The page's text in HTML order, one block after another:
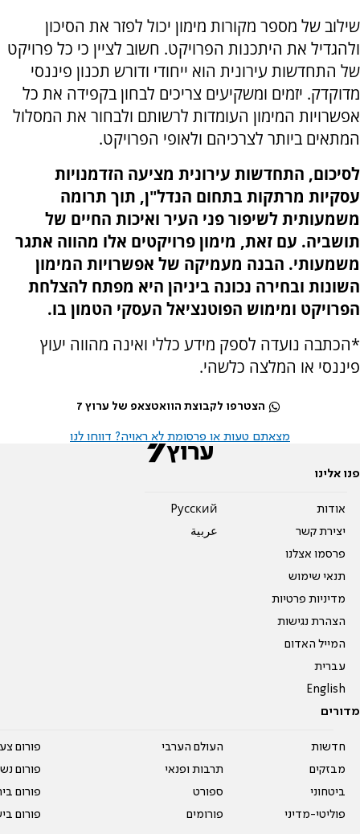
שילוב של מספר מקורות מימון יכול לפזר את הסיכון
ולהגדיל את היתכנות הפרויקט. חשוב לציין כי כל פרויקט
של התחדשות עירונית הוא ייחודי ודורש תכנון פיננסי
מדוקדק. יזמים ומשקיעים צריכים לבחון בקפידה את כל
אפשרויות המימון העומדות לרשותם ולבחור את המסלול
המתאים ביותר לצרכיהם ולאופי הפרויקט.
לסיכום, התחדשות עירונית מציעה הזדמנויות
עסקיות מרתקות בתחום הנדל"ן, תוך תרומה
משמעותית לשיפור פני העיר ואיכות החיים של
תושביה. עם זאת, מימון פרויקטים אלו מהווה אתגר
משמעותי. הבנה מעמיקה של אפשרויות המימון
השונות ובחירה נכונה ביניהן היא מפתח להצלחת
הפרויקט ומימוש הפוטנציאל העסקי הטמון בו.
*הכתבה נועדה לספק מידע כללי ואינה מהווה יעוץ
פיננסי או המלצה כלשהי.
הצטרפו לקבוצת הוואטצאפ של ערוץ 7
מצאתם טעות או פרסומת לא ראויה? דווחו לנו
פנו אלינו
אודות
יצירת קשר
פרסמו אצלנו
תנאי שימוש
מדיניות פרטיות
הצהרת נגישות
המייל האדום
עברית
English
Pусский
عربية
מדורים
חדשות
מבזקים
ביטחוני
פוליטי-מדיני
העולם הערבי
תרבות ופנאי
ספורט
פורומים
פורום
פורום
פורום
פורום